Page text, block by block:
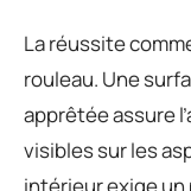
La réussite
rouleau. Une
apprêtée assure
visibles sur les
intérieur exige un